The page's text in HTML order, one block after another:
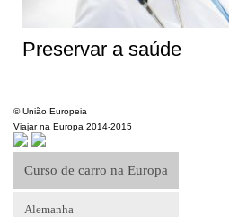
Curso de carro na Europa
Alemanha
Preservar a saúde
© União Europeia
Viajar na Europa 2014-2015